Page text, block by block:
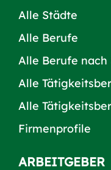
Alle Städte
Alle Berufe
Alle Berufe nach
Alle
Alle
Firmenprofile
ARBEITGEBER